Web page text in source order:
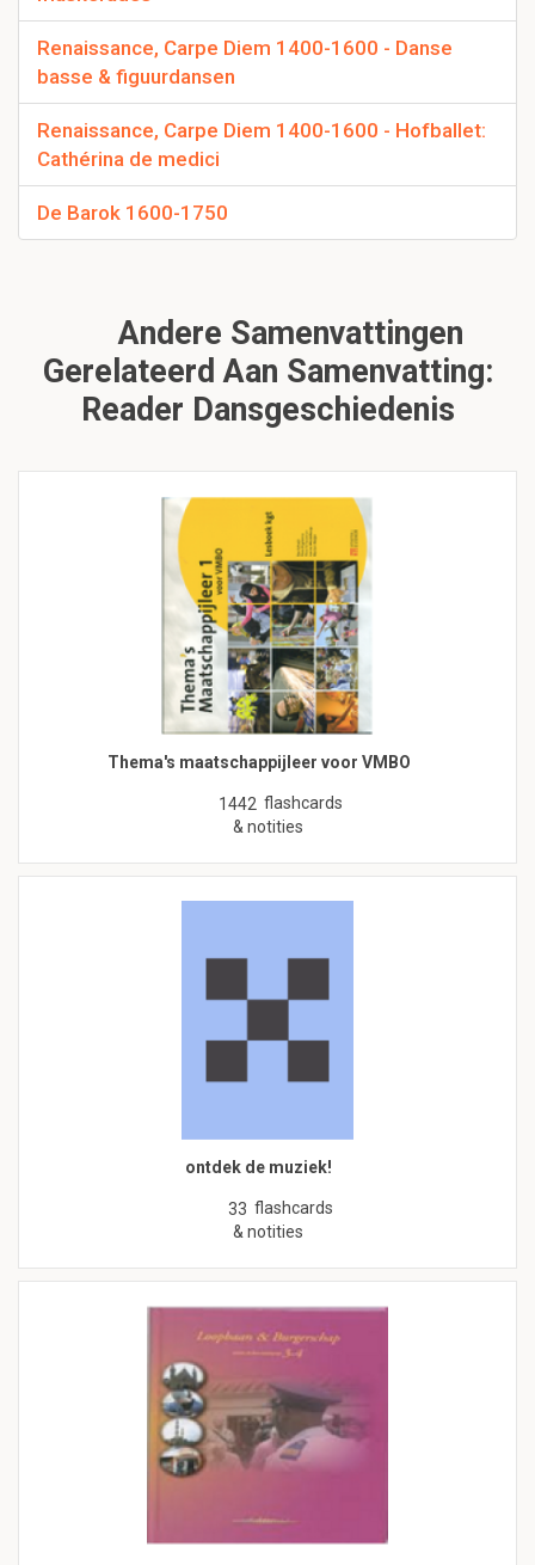
Renaissance, Carpe Diem 1400-1600 - Danse
basse & figuurdansen
Renaissance, Carpe Diem 1400-1600 - Hofballet:
Cathérina de medici
De Barok 1600-1750
Andere Samenvattingen
Gerelateerd Aan Samenvatting:
Reader Dansgeschiedenis
Thema's maatschappijleer voor VMBO
1442 flashcards
& notities
ontdek de muziek!
33 flashcards
& notities